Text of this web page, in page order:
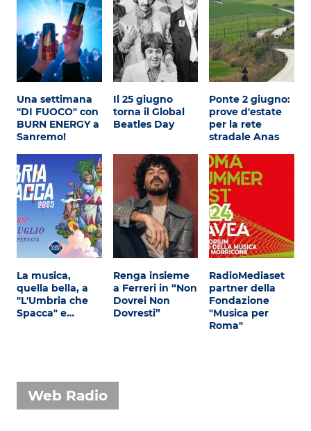
Una settimana
"DI FUOCO" con
BURN ENERGY a
Sanremo!
Il 25 giugno
torna il Global
Beatles Day
Ponte 2 giugno:
prove d'estate
per la rete
stradale Anas
La musica,
quella bella, a
"L'Umbria che
Spacca" e…
Renga insieme
a Ferreri in “Non
Dovrei Non
Dovresti”
RadioMediaset
partner della
Fondazione
"Musica per
Roma"
Web Radio